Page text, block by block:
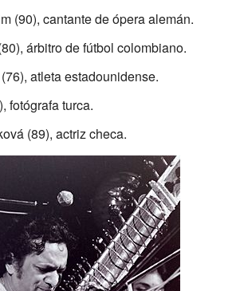
(90), cantante de ópera alemán.
árbitro de fútbol colombiano.
atleta estadounidense.
fotógrafa turca.
(89), actriz checa.